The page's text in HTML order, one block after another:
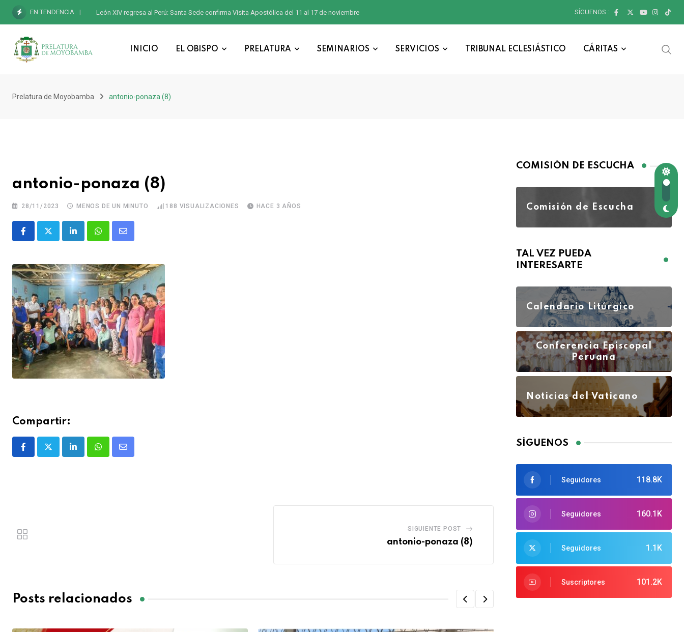
EN TENDENCIA León XIV regresa al Perú: Santa Sede confirma Visita Apostólica del 11 al 17 de noviembre SÍGUENOS :
INICIO EL OBISPO PRELATURA SEMINARIOS SERVICIOS TRIBUNAL ECLESIÁSTICO CÁRITAS
Prelatura de Moyobamba antonio-ponaza (8)
antonio-ponaza (8)
28/11/2023 MENOS DE UN MINUTO 188 VISUALIZACIONES HACE 3 AÑOS
Compartir:
SIGUIENTE POST
antonio-ponaza (8)
Posts relacionados
COMISIÓN DE ESCUCHA
Comisión de Escucha
TAL VEZ PUEDA
INTERESARTE
Calendario Litúrgico
Conferencia Episcopal
Peruana
Noticias del Vaticano
SÍGUENOS
118.8K
Seguidores
160.1K
Seguidores
1.1K
Seguidores
101.2K
Suscriptores